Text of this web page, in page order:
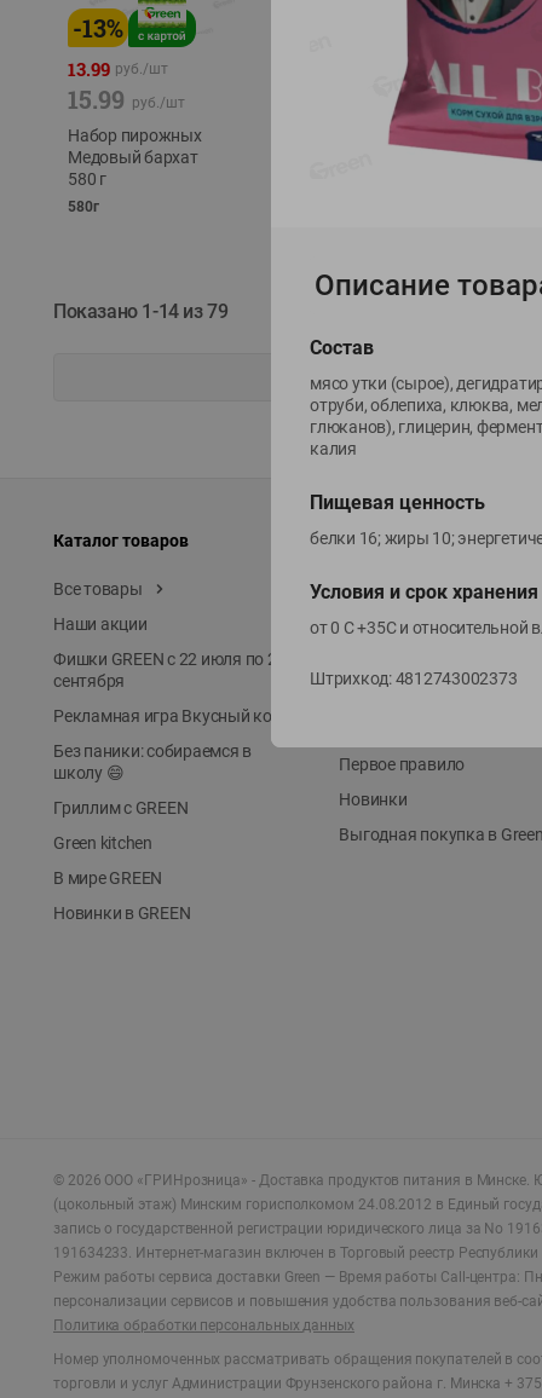
-13%
13.99 руб./шт
15.99 руб./шт
Набор пирожных
Медовый бархат
580 г
580г
Корм влаж. для
-24
4.99
ТОФУ
230г
Показано 1-14 из 79
Каталог товаров
Все товары
Наши акции
Фишки GREEN с 22 июля по 22
сентября
Рекламная игра Вкусный код
Без паники: собираемся в
школу 😄
Гриллим с GREEN
Green kitchen
В мире GREEN
Новинки в GREEN
Специально для вас
Акции
Местное известное
Первое правило
Новинки
Выгодная покупка в Green
© 2026 ООО «ГРИНрозница» - Доставка продуктов питания в Минске.
(цокольный этаж) Минским горисполкомом 24.08.2012 в Единый
запись о государственной регистрации юридического лица за No
191634233. Интернет-магазин включен в Торговый реестр
Режим работы сервиса доставки Green — Время работы Call-центра:
персонализации сервисов и повышения удобства пользования веб-
Политика обработки персональных данных
Номер уполномоченных рассматривать обращения покупателей в
торговли и услуг Администрации Фрунзенского района г. Минска +
Описание
Состав
мясо утки (сырое),
отруби, облепиха, клюква,
глюканов), глицерин,
калия
Пищевая ценность
белки 16; жиры 10;
Условия и срок хранения
от 0 С +35С и относительной
Штрихкод:4812743002373